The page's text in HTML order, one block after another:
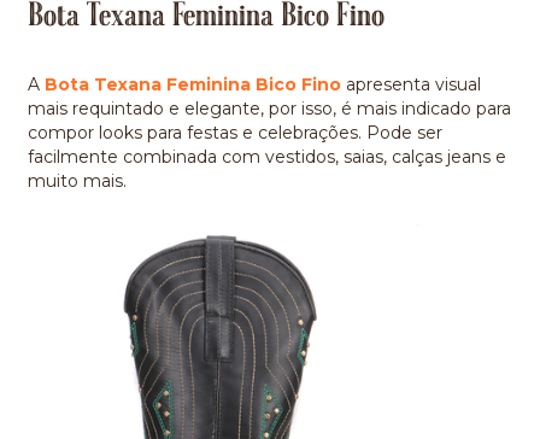
Bota Texana Feminina Bico Fino
A Bota Texana Feminina Bico Fino apresenta visual
mais requintado e elegante, por isso, é mais indicado para
compor looks para festas e celebrações. Pode ser
facilmente combinada com vestidos, saias, calças jeans e
muito mais.